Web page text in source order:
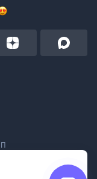
(Приказ № 321 от